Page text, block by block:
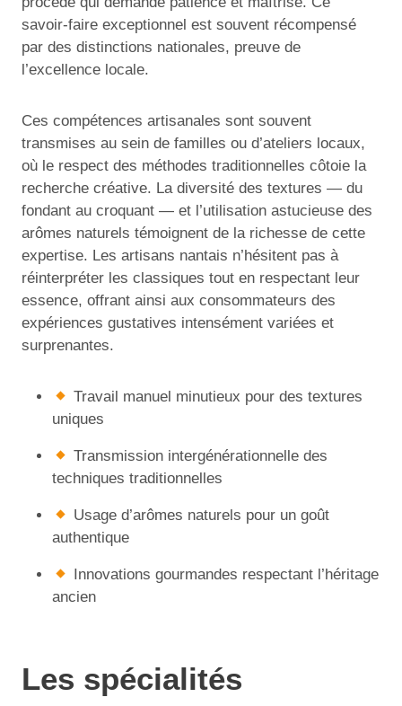
savoir-faire exceptionnel est souvent récompensé
par des distinctions nationales, preuve de
l’excellence locale.
Ces compétences artisanales sont souvent
transmises au sein de familles ou d’ateliers locaux,
où le respect des méthodes traditionnelles côtoie la
recherche créative. La diversité des textures — du
fondant au croquant — et l’utilisation astucieuse des
arômes naturels témoignent de la richesse de cette
expertise. Les artisans nantais n’hésitent pas à
réinterpréter les classiques tout en respectant leur
essence, offrant ainsi aux consommateurs des
expériences gustatives intensément variées et
surprenantes.
Travail manuel minutieux pour des textures
uniques
Transmission intergénérationnelle des
techniques traditionnelles
Usage d’arômes naturels pour un goût
authentique
Innovations gourmandes respectant l’héritage
ancien
Les spécialités